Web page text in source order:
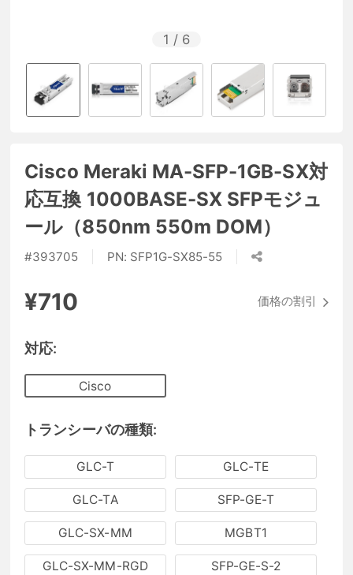
1 / 6
Cisco Meraki MA-SFP-1GB-SX対
応互換 1000BASE-SX SFPモジュ
ール（850nm 550m DOM）
#393705 PN: SFP1G-SX85-55
¥710 価格の割引
対応:
Cisco
トランシーバの種類:
GLC-T GLC-TE
GLC-TA SFP-GE-T
GLC-SX-MM MGBT1
GLC-SX-MM-RGD SFP-GE-S-2